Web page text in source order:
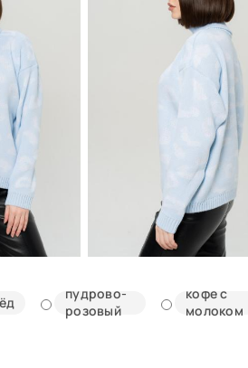
пудрово-
розовый
кофе с
молоком